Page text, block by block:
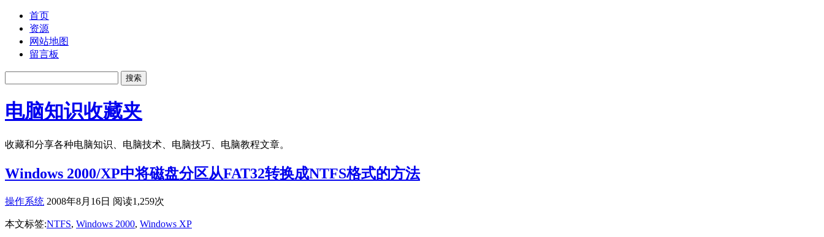
首页
资源
网站地图
留言板
电脑知识收藏夹
收藏和分享各种电脑知识、电脑技术、电脑技巧、电脑教程文章。
Windows 2000/XP中将磁盘分区从FAT32转换成NTFS格式的方法
操作系统 2008年8月16日 阅读1,259次
本文标签:NTFS, Windows 2000, Windows XP